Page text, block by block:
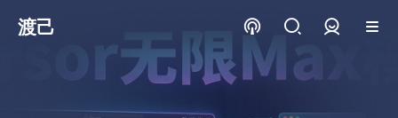
渡己
登录